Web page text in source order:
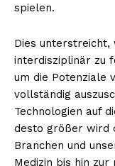
spielen.
Dies unterstreicht,
interdisziplinär zu
um die Potenziale
vollständig
Technologien auf
desto größer wird
Branchen und
Medizin bis hin zur